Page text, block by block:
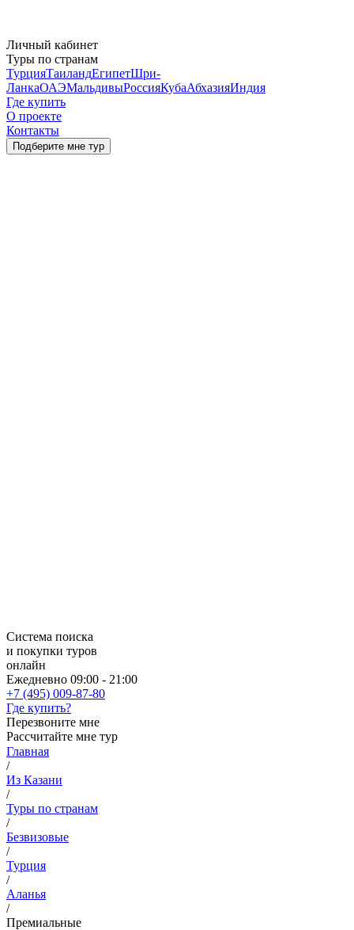
Личный кабинет
Туры по странам
ТурцияТаиландЕгипетШри-
ЛанкаОАЭМальдивыРоссияКубаАбхазияИндия
Где купить
О проекте
Контакты
Подберите мне тур
Система поиска
и покупки туров
онлайн
Ежедневно 09:00 - 21:00
+7 (495) 009-87-80
Где купить?
Перезвоните мне
Рассчитайте мне тур
Главная
/
Из Казани
/
Туры по странам
/
Безвизовые
/
Турция
/
Аланья
/
Премиальные